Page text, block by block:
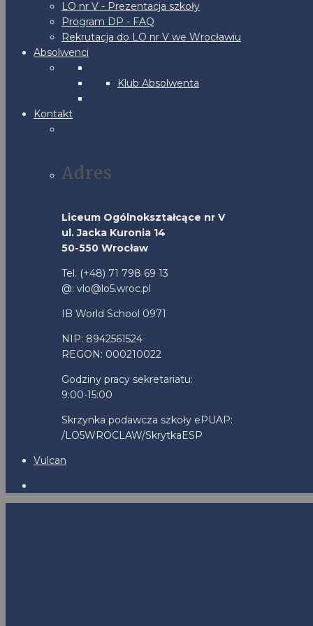
LO nr V - Prezentacja szkoły
Program DP - FAQ
Rekrutacja do LO nr V we Wrocławiu
Absolwenci
Klub Absolwenta
Kontakt
Adres
Liceum Ogólnokształcące nr V
ul. Jacka Kuronia 14
50-550 Wrocław
Tel. (+48) 71 798 69 13
@: vlo@lo5.wroc.pl
IB World School 0971
NIP: 8942561524
REGON: 000210022
Godziny pracy sekretariatu:
9:00-15:00
Skrzynka podawcza szkoły ePUAP:
/LO5WROCLAW/SkrytkaESP
Vulcan